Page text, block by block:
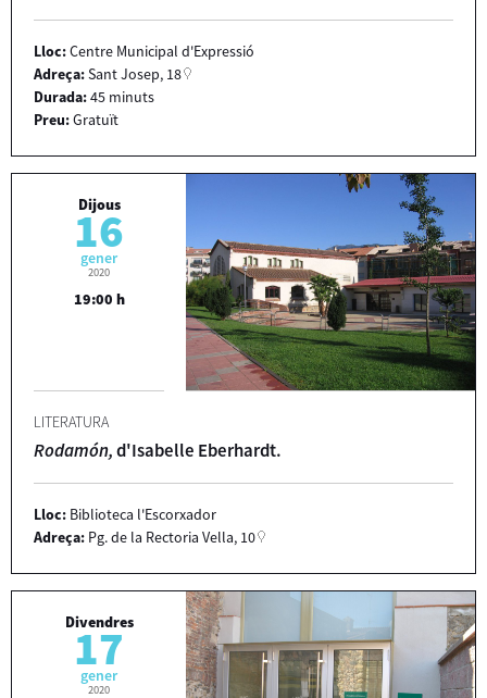
Lloc:Centre Municipal d'Expressió
Adreça:Sant Josep, 18
Durada:45 minuts
Preu:Gratuït
Dijous
16
gener
2020
19:00 h
LITERATURA
Rodamón,d'Isabelle Eberhardt.
Lloc: Biblioteca l'Escorxador
Adreça: Pg. de la Rectoria Vella, 10
Divendres
17
gener
2020